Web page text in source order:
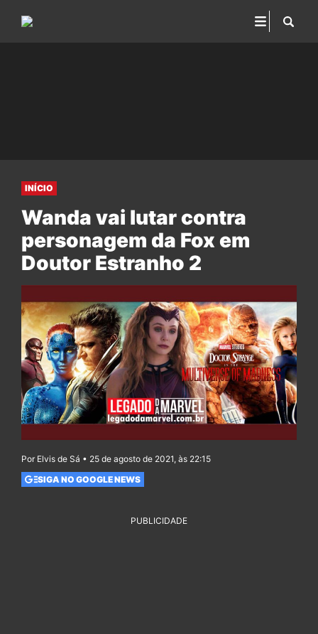
INÍCIO
Wanda vai lutar contra
personagem da Fox em
Doutor Estranho 2
Por Elvis de Sá • 25 de agosto de 2021, às 22:15
SIGA NO GOOGLE NEWS
PUBLICIDADE